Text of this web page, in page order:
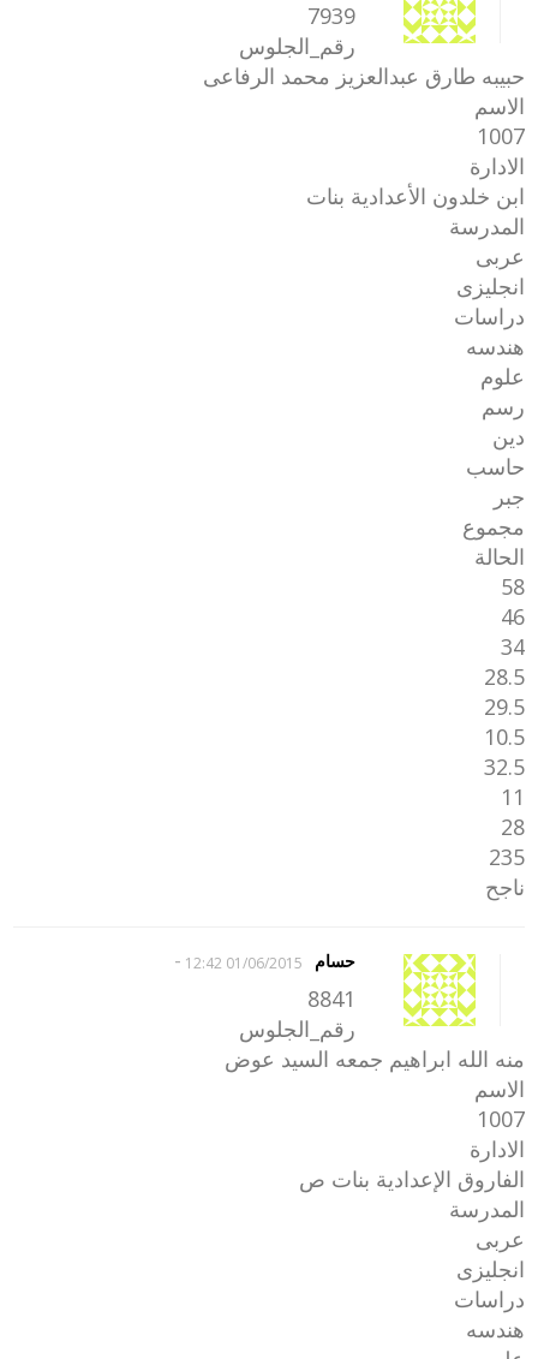
7939
رقم_الجلوس
حبيبه طارق عبدالعزيز محمد الرفاعى
الاسم
1007
الادارة
ابن خلدون الأعدادية بنات
المدرسة
عربى
انجليزى
دراسات
هندسه
علوم
رسم
دين
حاسب
جبر
مجموع
الحالة
58
46
34
28.5
29.5
10.5
32.5
11
28
235
ناجح
حسام 01/06/2015 12:42
-
8841
رقم_الجلوس
منه الله ابراهيم جمعه السيد عوض
الاسم
1007
الادارة
الفاروق الإعدادية بنات ص
المدرسة
عربى
انجليزى
دراسات
هندسه